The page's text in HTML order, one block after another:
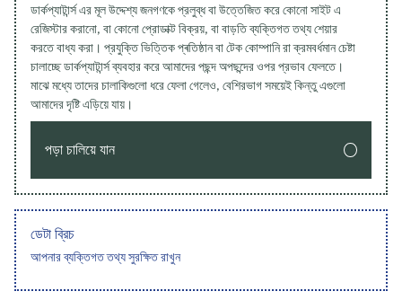
ডার্কপ্যাটার্ন্স এর মূল উদ্দেশ্য জনগণকে প্রলুব্ধ বা উত্তেজিত করে কোনো সাইট এ
রেজিস্টার করানো, বা কোনো প্রোডাক্ট বিক্রয়, বা বাড়তি ব্যক্তিগত তথ্য শেয়ার
করতে বাধ্য করা। প্রযুক্তি ভিত্তিক প্ৰতিষ্ঠান বা টেক কোম্পানি রা ক্রমবর্ধমান চেষ্টা
চালাচ্ছে ডার্কপ্যাটার্ন্স ব্যবহার করে আমাদের পছন্দ অপছন্দের ওপর প্রভাব ফেলতে।
মাঝে মধ্যে তাদের চালাকিগুলো ধরে ফেলা গেলেও, বেশিরভাগ সময়েই কিন্তু এগুলো
আমাদের দৃষ্টি এড়িয়ে যায়।
পড়া চালিয়ে যান
ডেটা ব্রিচ
আপনার ব্যক্তিগত তথ্য সুরক্ষিত রাখুন